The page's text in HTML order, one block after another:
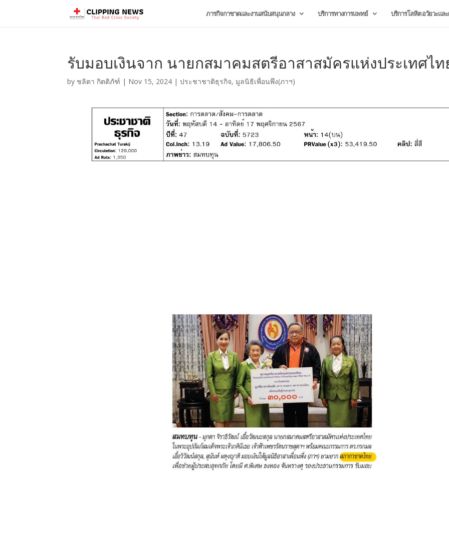
ภารกิจกาชาดและงานสนับสนุนกลาง บริการทางการแพทย์ บริการโลหิต อวัยวะแ
รับมอบเงินจาก นายกสมาคมสตรีอาสาสมัครแห่งประเทศไ
by ชลิตา กิตติภัฑ์ | Nov 15, 2024 |ประชาชาติธุรกิจ, มูลนิธิเพื่อนพึง(ภาฯ)